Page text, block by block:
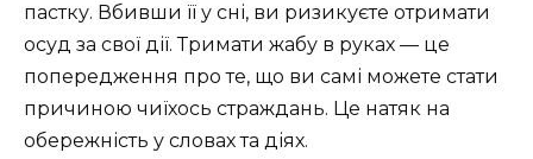
пастку. Вбивши її у сні, ви ризикуєте отримати
осуд за свої дії. Тримати жабу в руках — це
попередження про те, що ви самі можете стати
причиною чиїхось страждань. Це натяк на
обережність у словах та діях.